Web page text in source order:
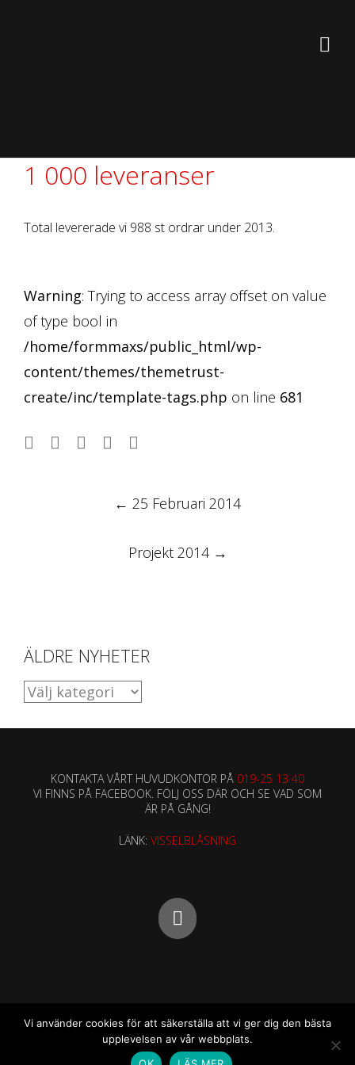
1 000 leveranser
Total levererade vi 988 st ordrar under 2013.
Warning: Trying to access array offset on value
of type bool in
/home/formmaxs/public_html/wp-
content/themes/themetrust-
create/inc/template-tags.php on line 681
navigation
← 25 Februari 2014
Projekt 2014 →
ÄLDRE NYHETER
ÄLDRE
KONTAKTA VÅRT HUVUDKONTOR PÅ 019-25 13 40
VI FINNS PÅ FACEBOOK. FÖLJ OSS DÄR OCH SE VAD SOM
ÄR PÅ GÅNG!
LÄNK: VISSELBLÅSNING
© 2026 FormmaxAll Rights Reserved.
Publicerad avSTUDIO SOLUTION
Vi använder cookies för att säkerställa att vi ger dig den bästa
upplevelsen av vår webbplats.